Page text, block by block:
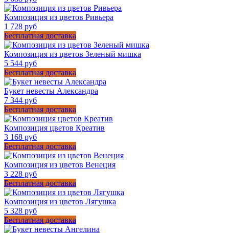
Композиция из цветов Ривьера
1 728 руб
Бесплатная доставка
Композиция из цветов Зеленый мишка
5 544 руб
Бесплатная доставка
Букет невесты Александра
7 344 руб
Бесплатная доставка
Композиция цветов Креатив
3 168 руб
Бесплатная доставка
Композиция из цветов Венеция
3 228 руб
Бесплатная доставка
Композиция из цветов Лягушка
5 328 руб
Бесплатная доставка